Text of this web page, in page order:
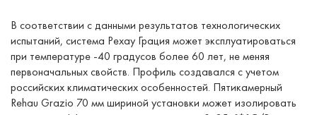
В соответствии с данными результатов технологических
испытаний, система Рехау Грация может эксплуатироваться
при температуре -40 градусов более 60 лет, не меняя
первоначальных свойств. Профиль создавался с учетом
российских климатических особенностей. Пятикамерный
Rehau Grazio 70 мм шириной установки может изолировать